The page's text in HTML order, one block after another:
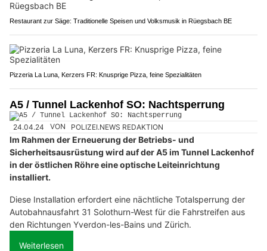
Restaurant zur Säge: Traditionelle Speisen und Volksmusik in Rüegsbach BE
Pizzeria La Luna, Kerzers FR: Knusprige Pizza, feine Spezialitäten
A5 / Tunnel Lackenhof SO: Nachtsperrung
24.04.24 VON POLIZEI.NEWS REDAKTION
Im Rahmen der Erneuerung der Betriebs- und
Sicherheitsausrüstung wird auf der A5 im Tunnel Lackenhof
in der östlichen Röhre eine optische Leiteinrichtung
installiert.
Diese Installation erfordert eine nächtliche Totalsperrung der
Autobahnausfahrt 31 Solothurn-West für die Fahrstreifen aus
den Richtungen Yverdon-les-Bains und Zürich.
Weiterlesen